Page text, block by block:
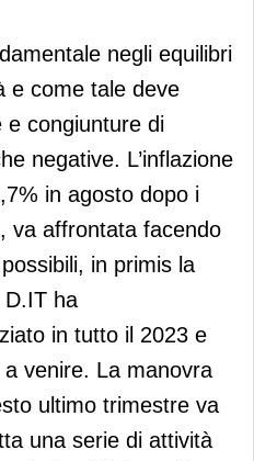
negli equilibri
e come tale deve
e congiunture di
negative. L’inflazione
in agosto dopo i
va affrontata facendo
in primis la
D.IT ha
in tutto il 2023 e
venire. La manovra
ultimo trimestre va
una serie di attività